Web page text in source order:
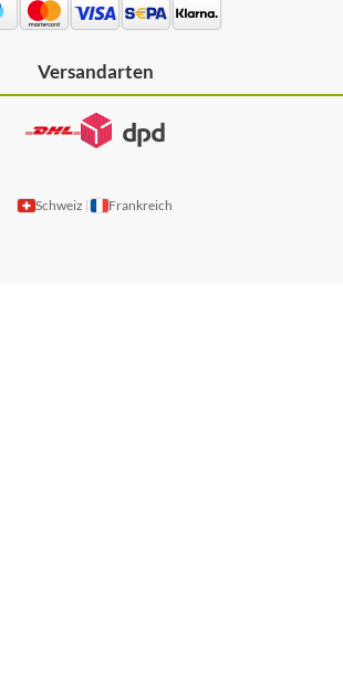
Versandarten
Schweiz Frankreich